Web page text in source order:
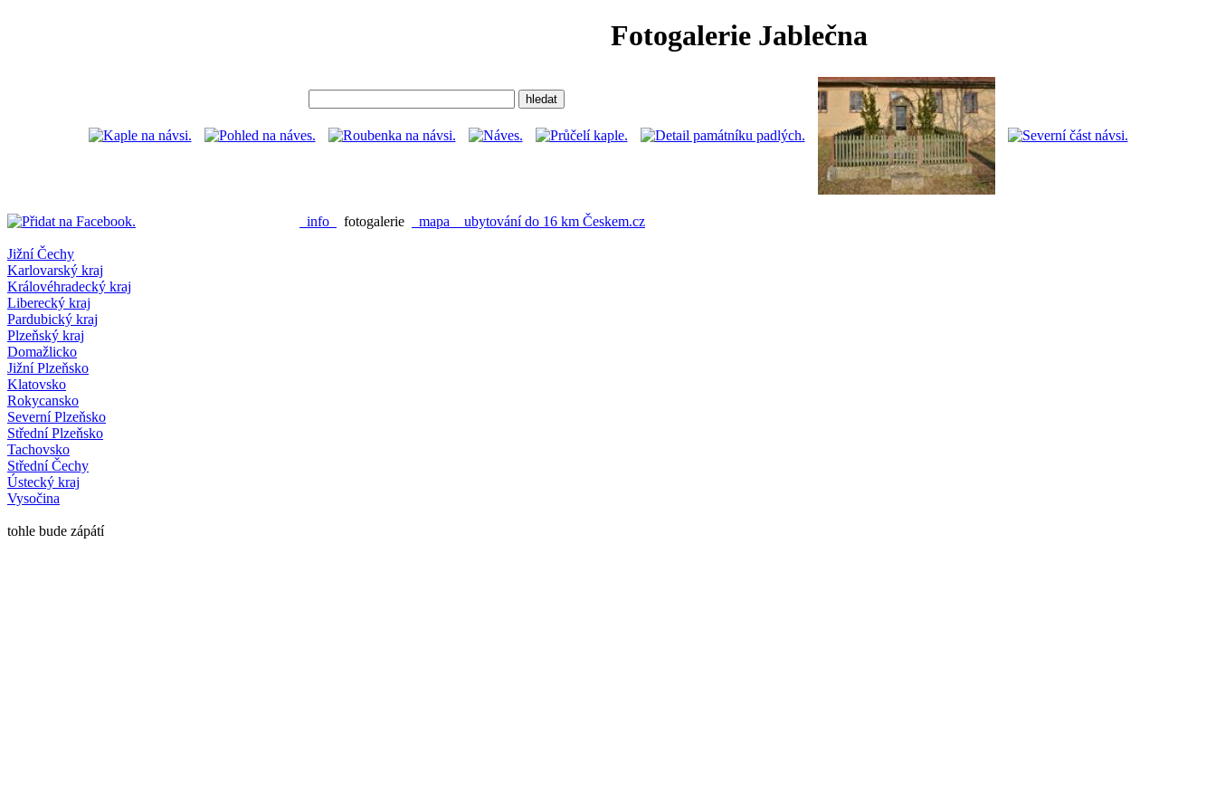
Fotogalerie Jablečna
info fotogalerie mapa ubytování do 16 km Českem.cz
Jižní Čechy
Karlovarský kraj
Královéhradecký kraj
Liberecký kraj
Pardubický kraj
Plzeňský kraj
Domažlicko
Jižní Plzeňsko
Klatovsko
Rokycansko
Severní Plzeňsko
Střední Plzeňsko
Tachovsko
Střední Čechy
Ústecký kraj
Vysočina
tohle bude zápátí